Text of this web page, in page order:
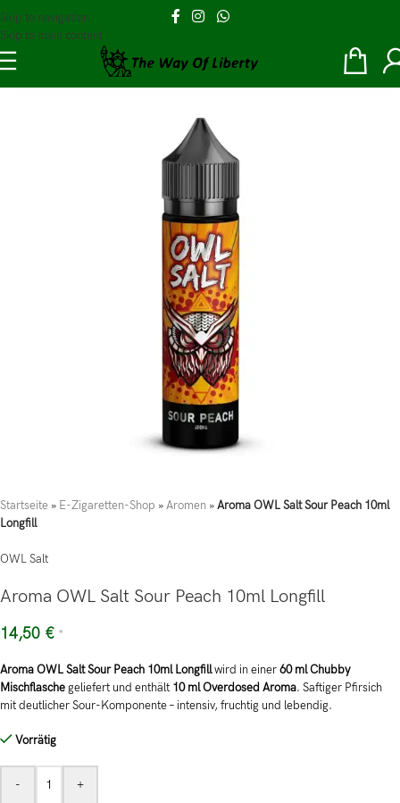
Skip to navigation
Skip to main content
Startseite » E-Zigaretten-Shop »Aromen »Aroma OWL Salt Sour Peach 10ml
Longfill
OWL Salt
Aroma OWL Salt Sour Peach 10ml Longfill
14,50 € *
Aroma OWL Salt Sour Peach 10ml Longfillwird in einer60 ml Chubby
Mischflaschegeliefert und enthält 10 ml Overdosed Aroma. Saftiger Pfirsich
mit deutlicher Sour-Komponente – intensiv, fruchtig und lebendig.
Vorrätig
- +